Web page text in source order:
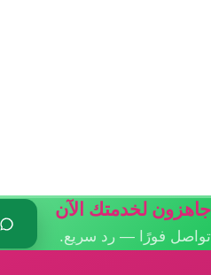
جاهزون لخدمتك الآن
تواصل فورًا — رد سريع.